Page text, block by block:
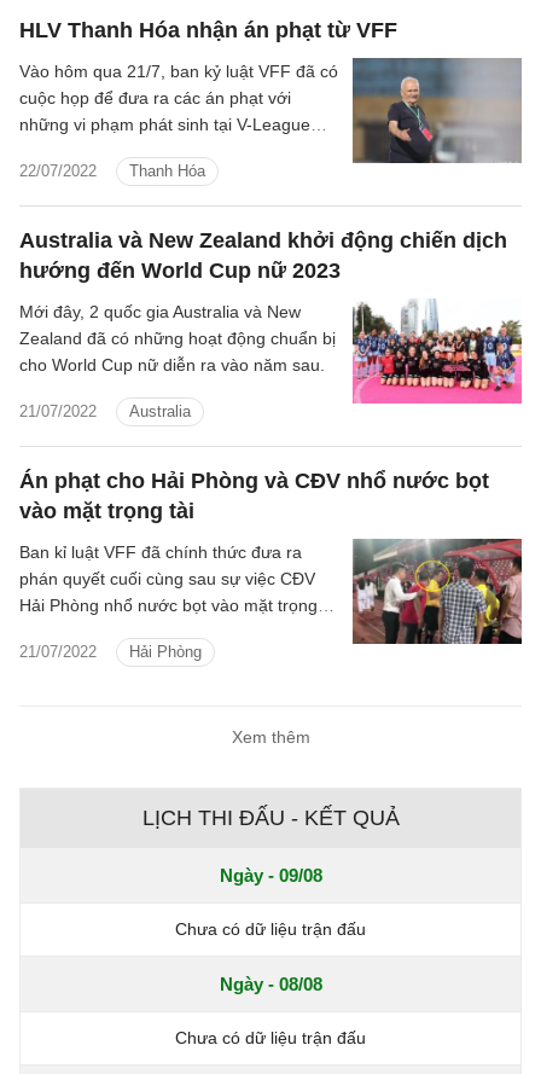
HLV Thanh Hóa nhận án phạt từ VFF
22/07/2022 Thanh Hóa
Vào hôm qua 21/7, ban kỷ luật VFF đã có
cuộc họp để đưa ra các án phạt với
những vi phạm phát sinh tại V-League
Thanh Hóa, Ljupko Petrovic.
Australia và New Zealand khởi động chiến dịch
hướng đến World Cup nữ 2023
21/07/2022 Australia
Mới đây, 2 quốc gia Australia và New
Zealand đã có những hoạt động chuẩn bị
cho World Cup nữ diễn ra vào năm sau.
Án phạt cho Hải Phòng và CĐV nhổ nước bọt
vào mặt trọng tài
21/07/2022 Hải Phòng
Ban kỉ luật VFF đã chính thức đưa ra
phán quyết cuối cùng sau sự việc CĐV
Hải Phòng nhổ nước bọt vào mặt trọng
Xem thêm
LỊCH THI ĐẤU - KẾT QUẢ
Ngày - 09/08
Chưa có dữ liệu trận đấu
Ngày - 08/08
Chưa có dữ liệu trận đấu